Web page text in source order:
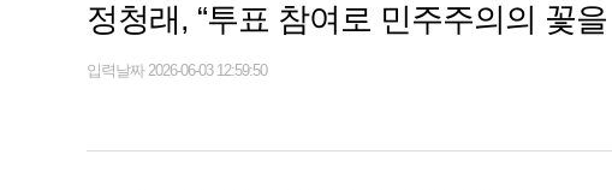
정청래, “투표 참여로 민주주의의 꽃
입력날짜 2026-06-03 12:59:50